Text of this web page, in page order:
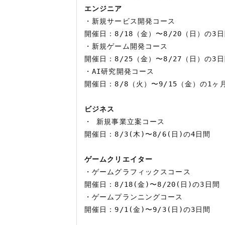
エンジニア
・新規サービス開発コース
開催日：8/18（金）〜8/20（日）の3日
・新規ゲーム開発コース
開催日：8/25（金）〜8/27（日）の3日
・AI研究開発コース
開催日：8/8（火）〜9/15（金）の1ヶ
ビジネス
・ 新規事業立案コース
開催日：8/3(木)〜8/6(日)の4日間
ゲームクリエイター
・ゲームグラフィックスコース
開催日：8/18(金)〜8/20(日)の3日間
・ゲームプランニングコース
開催日：9/1(金)〜9/3(日)の3日間